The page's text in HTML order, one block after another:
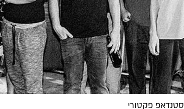
סטנדאפ פקטורי